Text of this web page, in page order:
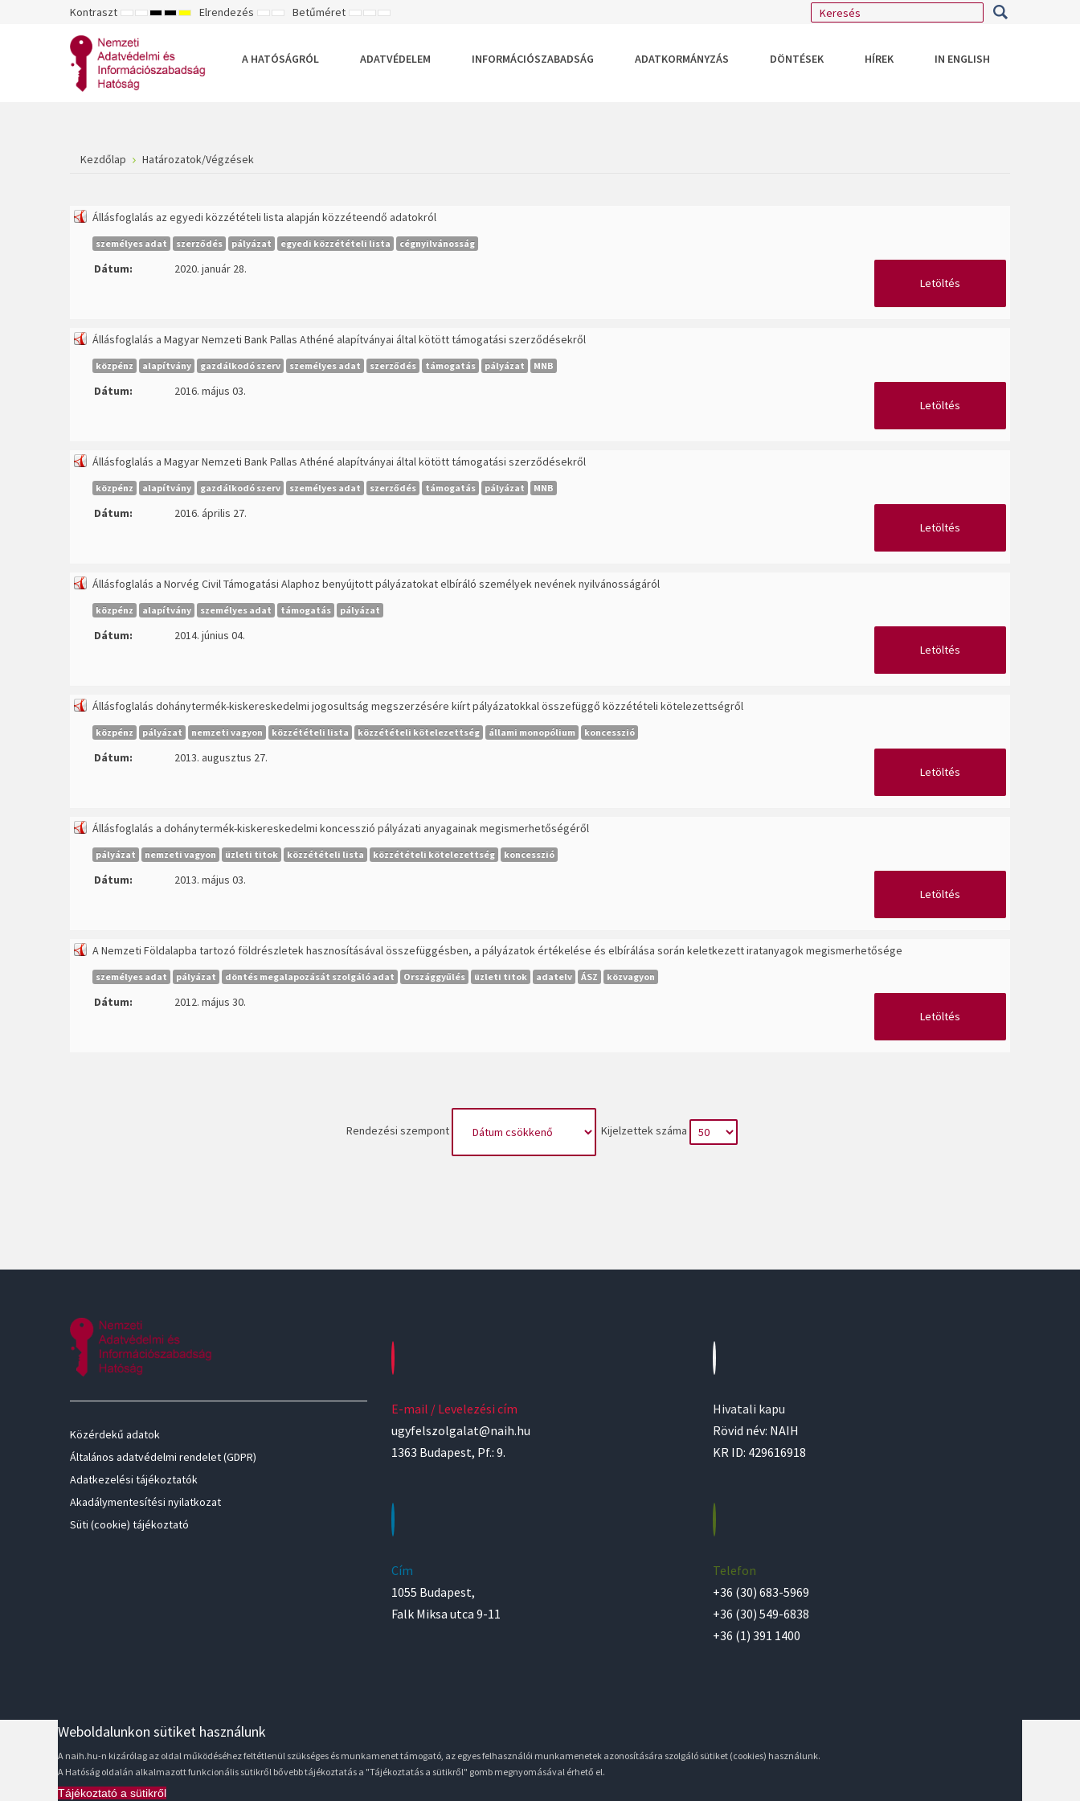
Kontraszt ALAPÉRTELMEZETT
ÉJSZAKAI
NAGY
FEHÉR
MÓD
NAGY
SÁRGA
MÓD
NAGY
MÓD
Elrendezés RÖGZÍTETT
SZÉLES
Betűméret KISEBB
ALAPÉRTELMEZETT
NAGYOBB
A HATÓSÁGRÓL
ADATVÉDELEM INFORMÁCIÓSZABADSÁG ADATKORMÁNYZÁS DÖNTÉSEK HÍREK IN ENGLISH
Kezdőlap Határozatok/Végzések
Állásfoglalás az egyedi közzétételi lista alapján közzéteendő adatokról
személyes adat szerződés pályázat egyedi közzétételi lista cégnyilvánosság
Dátum:
2020. január 28.
Letöltés
Állásfoglalás a Magyar Nemzeti Bank Pallas Athéné alapítványai által kötött támogatási szerződésekről
közpénz alapítvány gazdálkodó szerv személyes adat szerződés támogatás pályázat MNB
Dátum:
2016. május 03.
Letöltés
Állásfoglalás a Magyar Nemzeti Bank Pallas Athéné alapítványai által kötött támogatási szerződésekről
közpénz alapítvány gazdálkodó szerv személyes adat szerződés támogatás pályázat MNB
Dátum:
2016. április 27.
Letöltés
Állásfoglalás a Norvég Civil Támogatási Alaphoz benyújtott pályázatokat elbíráló személyek nevének nyilvánosságáról
közpénz alapítvány személyes adat támogatás pályázat
Dátum:
2014. június 04.
Letöltés
Állásfoglalás dohánytermék-kiskereskedelmi jogosultság megszerzésére kiírt pályázatokkal összefüggő közzétételi kötelezettségről
közpénz pályázat nemzeti vagyon közzétételi lista közzétételi kötelezettség állami monopólium koncesszió
Dátum:
2013. augusztus 27.
Letöltés
Állásfoglalás a dohánytermék-kiskereskedelmi koncesszió pályázati anyagainak megismerhetőségéről
pályázat nemzeti vagyon üzleti titok közzétételi lista közzétételi kötelezettség koncesszió
Dátum:
2013. május 03.
Letöltés
A Nemzeti Földalapba tartozó földrészletek hasznosításával összefüggésben, a pályázatok értékelése és elbírálása során keletkezett iratanyagok megismerhetősége
személyes adat pályázat döntés megalapozását szolgáló adat Országgyűlés üzleti titok adatelv ÁSZ közvagyon
Dátum:
2012. május 30.
Letöltés
Rendezési szempont Kijelzettek száma
Közérdekű adatok
Általános adatvédelmi rendelet (GDPR)
Adatkezelési tájékoztatók
Akadálymentesítési nyilatkozat
Süti (cookie) tájékoztató
E-mail / Levelezési cím
ugyfelszolgalat@naih.hu
1363 Budapest, Pf.: 9.
Cím
1055 Budapest,
Falk Miksa utca 9-11
Hivatali kapu
Rövid név: NAIH
KR ID: 429616918
Telefon
+36 (30) 683-5969
+36 (30) 549-6838
+36 (1) 391 1400
Weboldalunkon sütiket használunk
A naih.hu-n kizárólag az oldal működéséhez feltétlenül szükséges és munkamenet támogató, az egyes felhasználói munkamenetek azonosítására szolgáló sütiket (cookies) használunk.
A Hatóság oldalán alkalmazott funkcionális sütikről bővebb tájékoztatás a "Tájékoztatás a sütikről" gomb megnyomásával érhető el.
Tájékoztató a sütikről